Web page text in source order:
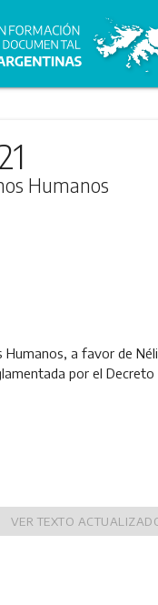
Humanos
a favor de
por el Decreto
VER TEXTO